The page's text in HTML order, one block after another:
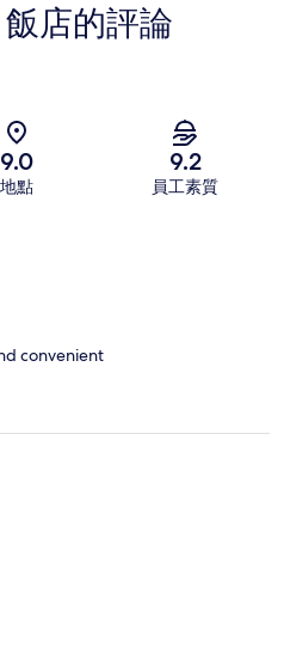
飯店的評論
9.0
地點
9.2
員工素質
convenient